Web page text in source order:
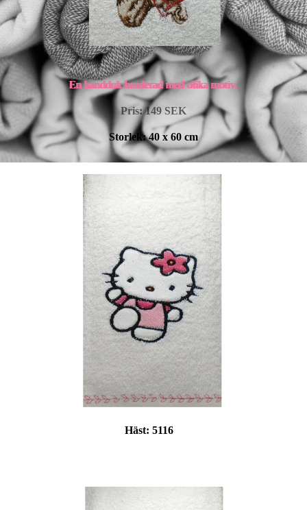
En handduk broderad med olika motiv.
Pris:149 SEK
Storlek: 40 x 60 cm
Häst:5116